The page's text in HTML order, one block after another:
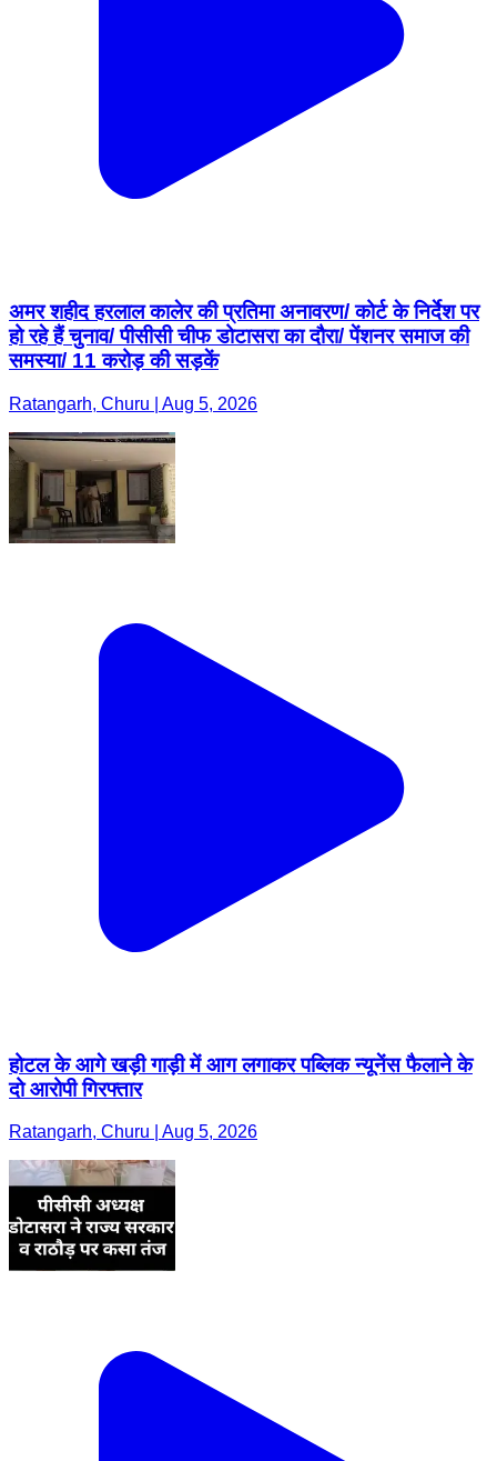
अमर शहीद हरलाल कालेर की प्रतिमा अनावरण/ कोर्ट के निर्देश पर
हो रहे हैं चुनाव/ पीसीसी चीफ डोटासरा का दौरा/ पेंशनर समाज की
समस्या/ 11 करोड़ की सड़कें
Ratangarh, Churu | Aug 5, 2026
होटल के आगे खड़ी गाड़ी में आग लगाकर पब्लिक न्यूनेंस फैलाने के
दो आरोपी गिरफ्तार
Ratangarh, Churu | Aug 5, 2026